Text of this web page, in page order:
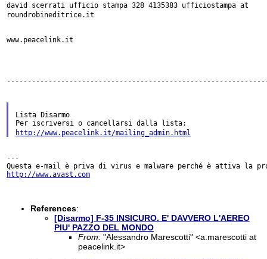
david scerrati ufficio stampa 328 4135383 ufficiostampa at
roundrobineditrice.it
www.peacelink.it
Lista Disarmo
http://www.peacelink.it/mailing_admin.html
---
http://www.avast.com
References:
[Disarmo] F-35 INSICURO. E' DAVVERO L'AEREO
PIU' PAZZO DEL MONDO
From:"Alessandro Marescotti" <a.marescotti at
peacelink.it>